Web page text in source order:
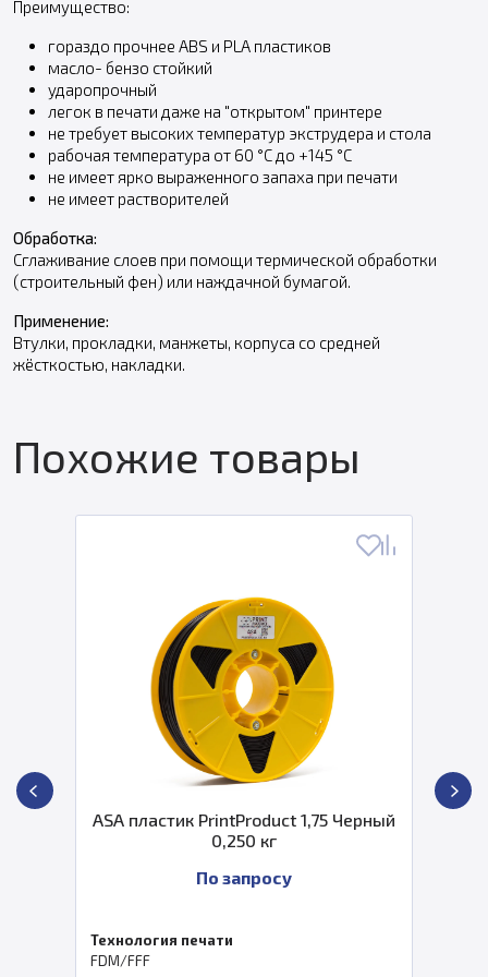
Преимущество:
гораздо прочнее ABS и PLA пластиков
масло- бензо стойкий
ударопрочный
легок в печати даже на "открытом" принтере
не требует высоких температур экструдера и стола
рабочая температура от 60 °С до +145 °С
не имеет ярко выраженного запаха при печати
не имеет растворителей
Обработка:
Сглаживание слоев при помощи термической обработки
(строительный фен) или наждачной бумагой.
Применение:
Втулки, прокладки, манжеты, корпуса со средней
жёсткостью, накладки.
Похожие товары
ASA пластик PrintProduct 1,75 Черный
0,250 кг
По запросу
Технология печати
FDM/FFF